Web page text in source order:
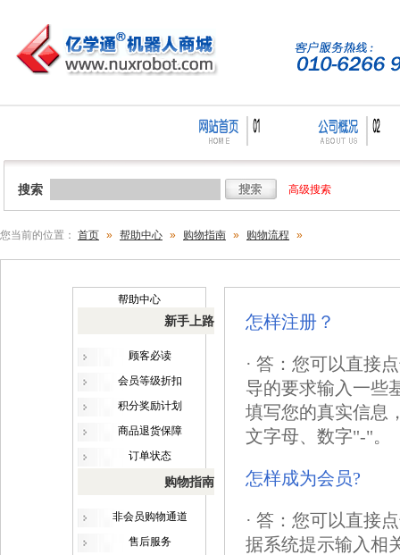
搜索 高级搜索
您当前的位置： 首页 » 帮助中心 » 购物指南 » 购物流程 »
帮助中心
新手上路
顾客必读
会员等级折扣
积分奖励计划
商品退货保障
订单状态
购物指南
非会员购物通道
售后服务
怎样注册？
· 答：您可以直接
导的要求输入一些
填写您的真实信息
文字母、数字"-"。
怎样成为会员?
· 答：您可以直接
据系统提示输入相